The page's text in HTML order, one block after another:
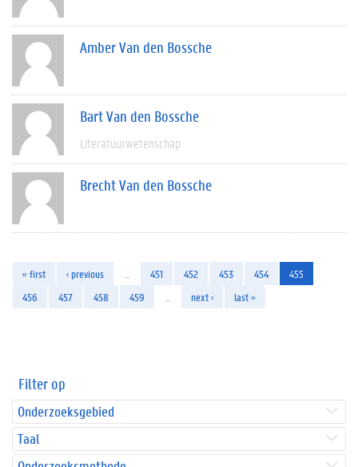
Amber Van den Bossche
Bart Van den Bossche
Literatuurwetenschap
Brecht Van den Bossche
« first ‹ previous 451 452 453 454
455
456
457 458 459 next › last »
Filter op
Onderzoeksgebied
Taal